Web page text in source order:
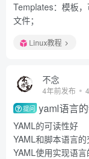
Templates：模板
文件；
Linux教程
不念
4年前发布
提问 yaml语言
YAML的可读性好
YAML和脚本语言
YAML使用实现语